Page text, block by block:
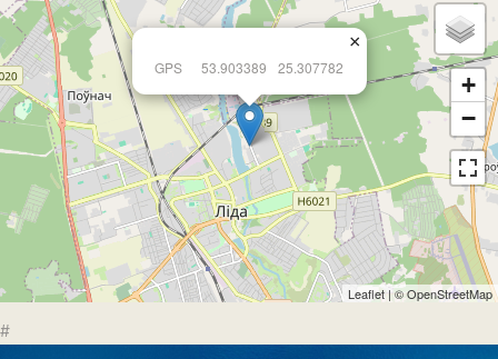
GPS 53.903389 25.307782
×
+
−
Leaflet | ©OpenStreetMap
#